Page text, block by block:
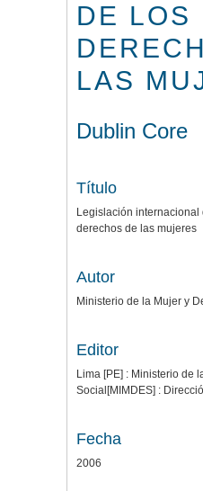
DE LOS
LAS
Dublin Core
Título
Legislación
derechos de las mujeres
Autor
Ministerio de la Mujer y
Editor
Lima [PE] : Ministerio de
Social[MIMDES] :
Fecha
2006